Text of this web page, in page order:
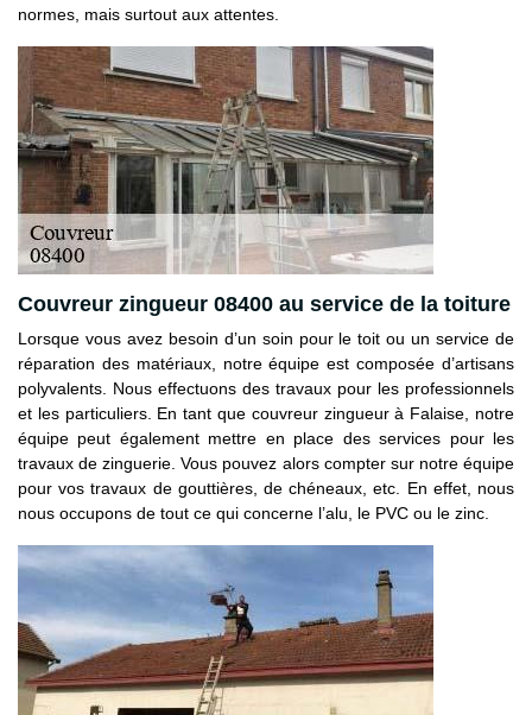
normes, mais surtout aux attentes.
Couvreur zingueur 08400 au service de la toiture
Lorsque vous avez besoin d’un soin pour le toit ou un service de
réparation des matériaux, notre équipe est composée d’artisans
polyvalents. Nous effectuons des travaux pour les professionnels
et les particuliers. En tant que couvreur zingueur à Falaise, notre
équipe peut également mettre en place des services pour les
travaux de zinguerie. Vous pouvez alors compter sur notre équipe
pour vos travaux de gouttières, de chéneaux, etc. En effet, nous
nous occupons de tout ce qui concerne l’alu, le PVC ou le zinc.